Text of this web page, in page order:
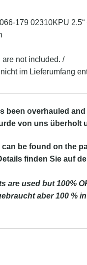
179 02310KPU
are not included. /
im Lieferumfang
been overhauled
von uns überholt
be found on the
finden Sie auf
are used but 100%
aber 100 %